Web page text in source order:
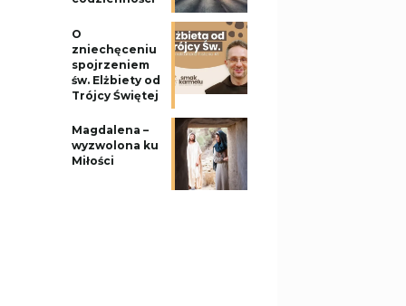
O
zniechęceniu
spojrzeniem
św. Elżbiety od
Trójcy Świętej
Magdalena –
wyzwolona ku
Miłości